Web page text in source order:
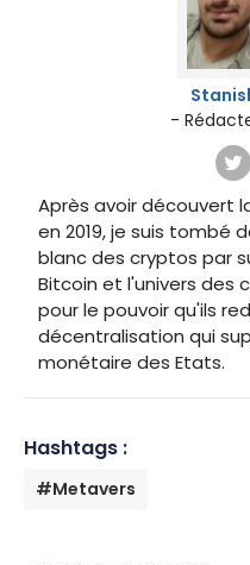
-
Après avoir découvert
en 2019, je suis tombé
blanc des cryptos par
Bitcoin et l'univers des
pour le pouvoir qu'ils
décentralisation qui
monétaire des Etats.
Hashtags :
#Metavers